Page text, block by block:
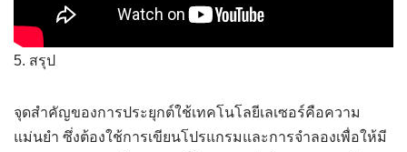
5. สรุป
จุดสำคัญของการประยุกต์ใช้เทคโนโลยีเลเซอร์คือความ
แม่นยำ ซึ่งต้องใช้การเขียนโปรแกรมและการจำลองเพื่อให้มี